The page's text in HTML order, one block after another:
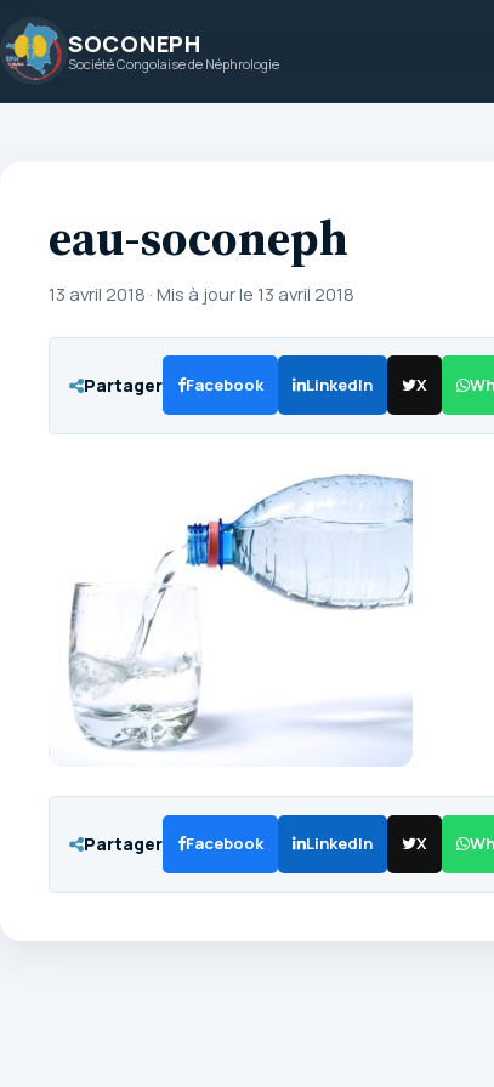
au
contenu
SOCONEPH
Société Congolaise de Néphrologie
eau-soconeph
13 avril 2018 · Mis à jour le 13 avril 2018
Partager Facebook LinkedIn X
Partager Facebook LinkedIn X